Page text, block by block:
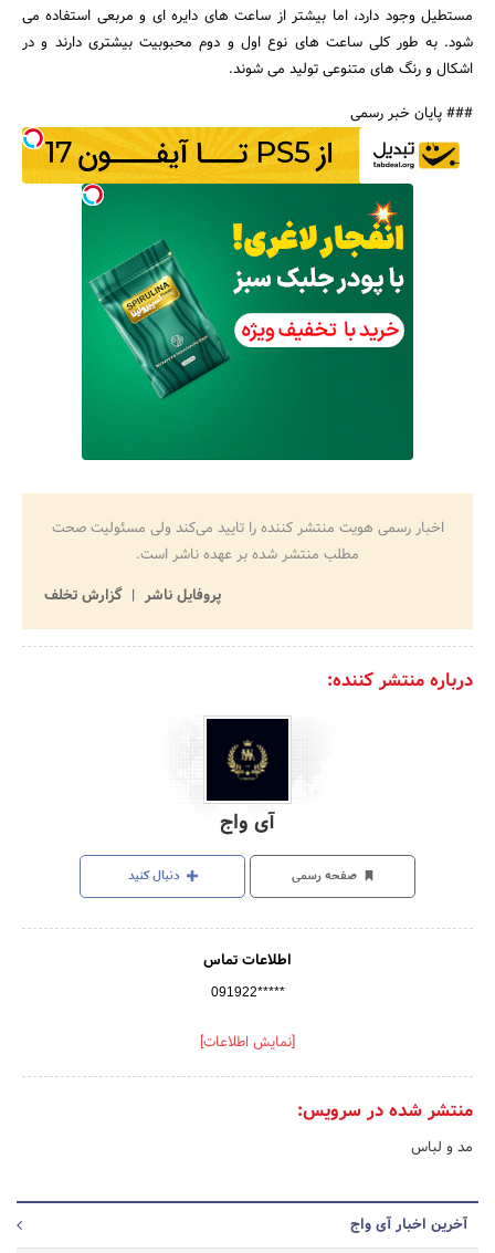
مستطیل وجود دارد، اما بیشتر از ساعت های دایره ای و مربعی استفاده می
شود. به طور کلی ساعت های نوع اول و دوم محبوبیت بیشتری دارند و در
اشکال و رنگ های متنوعی تولید می شوند.
### پایان خبر رسمی
اخبار رسمی هویت منتشر کننده را تایید می‌کند ولی مسئولیت صحت
مطلب منتشر شده بر عهده ناشر است.
پروفایل ناشر
گزارش تخلف
درباره منتشر کننده:
آی واج
صفحه رسمی دنبال کنید
اطلاعات تماس
091922*****
[نمایش اطلاعات]
منتشر شده در سرویس:
مد و لباس
آخرین اخبار آی واج